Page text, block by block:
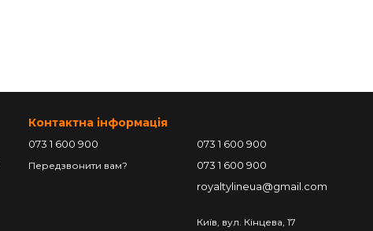
Контактна інформація
073 1 600 900
Передзвонити вам?
073 1 600 900
073 1 600 900
royaltylineua@gmail.com
Київ, вул. Кінцева, 17